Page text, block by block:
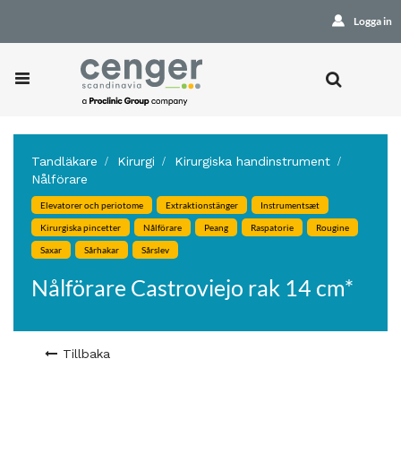
Logga in
Tandläkare Kirurgi
Kirurgiska handinstrument
Nålförare
Elevatorer och periotome Extraktionstänger Instrumentsæt
Kirurgiska pincetter Nålförare Peang Raspatorie Rougine
Saxar Sårhakar Sårslev
Nålförare Castroviejo rak 14 cm*
Tillbaka